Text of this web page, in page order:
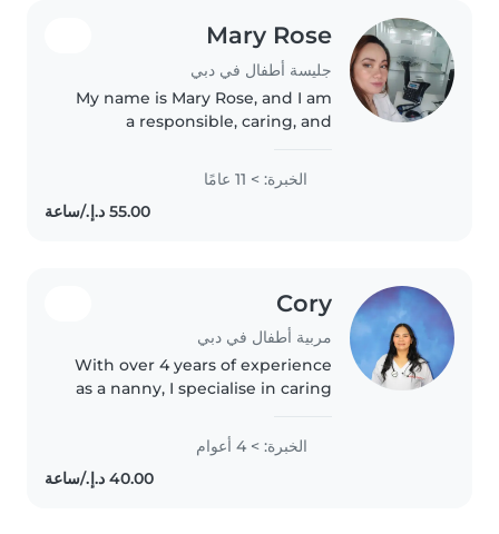
Mary Rose
جليسة أطفال في دبي
My name is Mary Rose, and I am
a responsible, caring, and
have experience taking care of
kids by helping them with daily
الخبرة: > 11 عامًا
Cory
مربية أطفال في دبي
With over 4 years of experience
as a nanny, I specialise in caring
patient, caring, and creative,
with a particular focus on
supporting children with
الخبرة: > 4 أعوام